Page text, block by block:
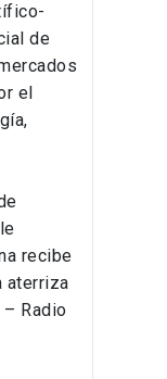
de
el
recibe
aterriza
Radio